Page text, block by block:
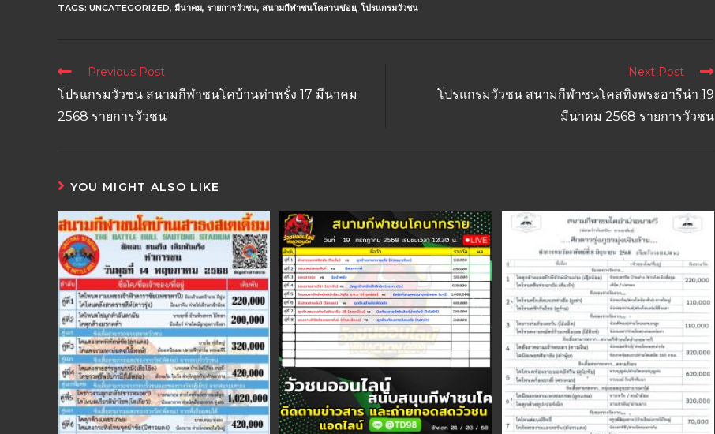
TAGS: UNCATEGORIZED, มีนาคม, รายการวัวชน, สนามกีฬาชนโคลานข่อย, โปรแกรมวัวชน
Previous Post
โปรแกรมวัวชน สนามกีฬาชนโคบ้านท่าหรั่ง 17 มีนาคม
2568 รายการวัวชน
Next Post
โปรแกรมวัวชน สนามกีฬาชนโคสทิงพระอารีน่า 19
มีนาคม 2568 รายการวัวชน
YOU MIGHT ALSO LIKE